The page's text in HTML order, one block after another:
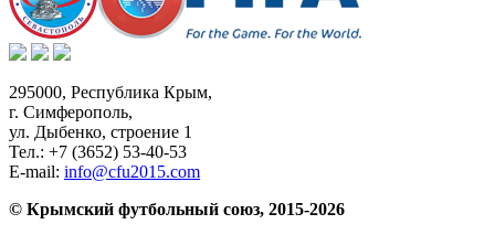
295000, Республика Крым,
г. Симферополь,
ул. Дыбенко, строение 1
Тел.: +7 (3652) 53-40-53
E-mail: info@cfu2015.com
© Крымский футбольный союз, 2015-2026